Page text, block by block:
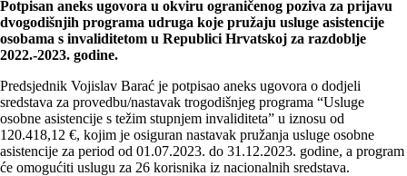
Potpisan aneks ugovora u okviru ograničenog poziva za prijavu
dvogodišnjih programa udruga koje pružaju usluge asistencije
osobama s invaliditetom u Republici Hrvatskoj za razdoblje
2022.-2023. godine.
Predsjednik Vojislav Barać je potpisao aneks ugovora o dodjeli
sredstava za provedbu/nastavak trogodišnjeg programa “Usluge
osobne asistencije s težim stupnjem invaliditeta” u iznosu od
120.418,12 €, kojim je osiguran nastavak pružanja usluge osobne
asistencije za period od 01.07.2023. do 31.12.2023. godine, a program
će omogućiti uslugu za 26 korisnika iz nacionalnih sredstava.